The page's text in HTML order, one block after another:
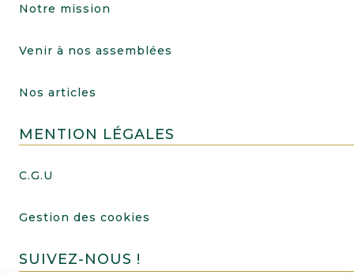
Notre mission
Venir à nos assemblées
Nos articles
MENTION LÉGALES
C.G.U
Gestion des cookies
SUIVEZ-NOUS !